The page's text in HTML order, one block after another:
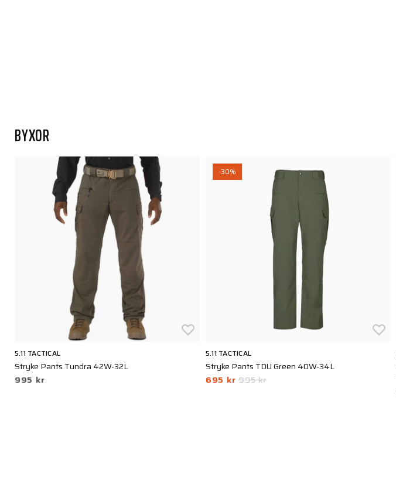
BYXOR
5.11 TACTICAL
Stryke Pants Tundra 42W-32L
995 kr
-30%
5.11 TACTICAL
Stryke Pants TDU Green 40W-34L
695 kr 995 kr